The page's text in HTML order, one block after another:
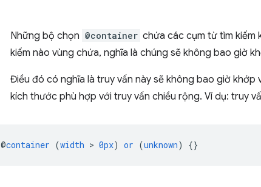
Những bộ chọn @container chứa các cụm từ tìm
kiếm nào vùng chứa, nghĩa là chúng sẽ không bao giờ
Điều đó có nghĩa là truy vấn này sẽ không bao giờ
kích thước phù hợp với truy vấn chiều rộng. Ví dụ: truy
@container (width > 0px) or (unknown) {}